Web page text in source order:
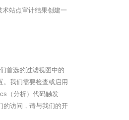
站点审计结果创建一
首选的过滤视图中的
我们需要检查或启用
（分析）代码触发
的访问，请与我们的开